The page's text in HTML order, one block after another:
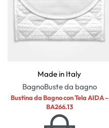
Made in Italy
BagnoBuste da bagno
Bustina da Bagno con Tela AIDA –
BA266.13